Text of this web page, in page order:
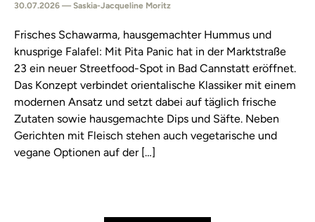
30.07.2026 — Saskia-Jacqueline Moritz
Frisches Schawarma, hausgemachter Hummus und
knusprige Falafel: Mit Pita Panic hat in der Marktstraße
23 ein neuer Streetfood-Spot in Bad Cannstatt eröffnet.
Das Konzept verbindet orientalische Klassiker mit einem
modernen Ansatz und setzt dabei auf täglich frische
Zutaten sowie hausgemachte Dips und Säfte. Neben
Gerichten mit Fleisch stehen auch vegetarische und
vegane Optionen auf der […]